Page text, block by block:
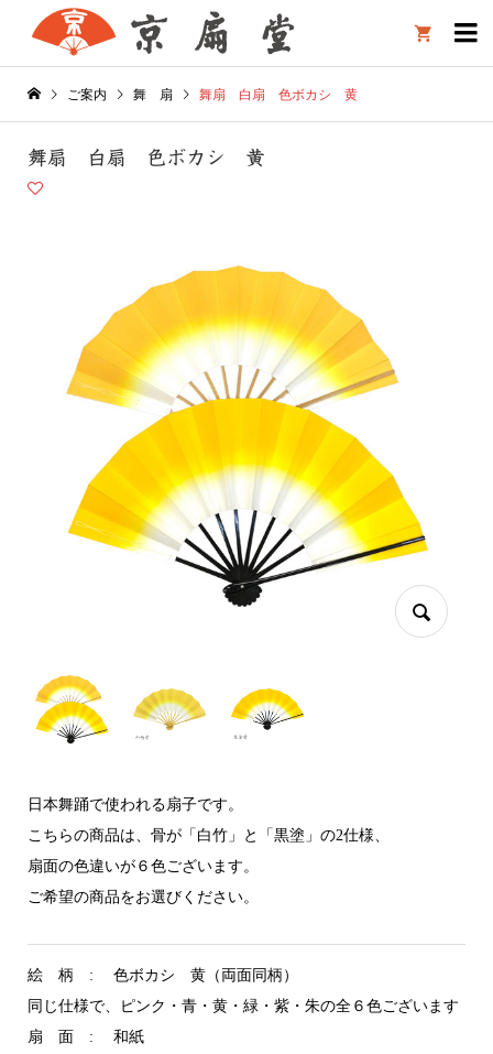

ご案内 舞 扇 舞扇 白扇 色ボカシ 黄
舞扇 白扇 色ボカシ 黄
日本舞踊で使われる扇子です。
こちらの商品は、骨が「白竹」と「黒塗」の2仕様、
扇面の色違いが６色ございます。
ご希望の商品をお選びください。
絵 柄 : 色ボカシ 黄（両面同柄）
同じ仕様で、ピンク・青・黄・緑・紫・朱の全６色ございます
扇 面 : 和紙